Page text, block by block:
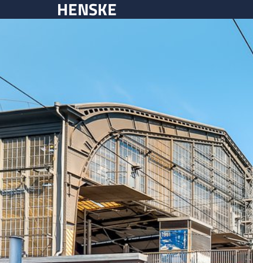
HENSKE